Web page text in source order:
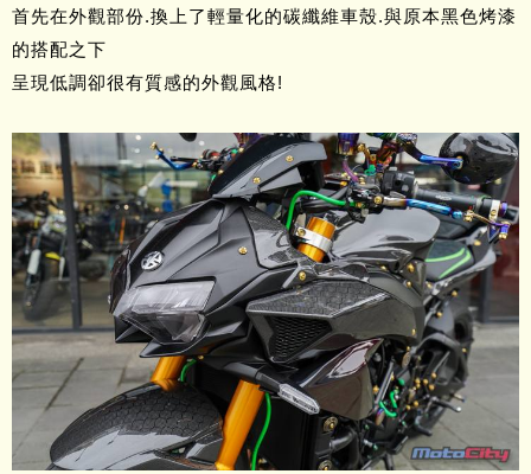
首先在外觀部份.換上了輕量化的碳纖維車殼.與原本黑色烤漆
的搭配之下
呈現低調卻很有質感的外觀風格!